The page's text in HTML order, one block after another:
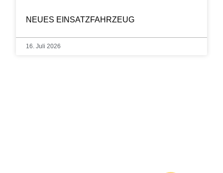
NEUES EINSATZFAHRZEUG
16. Juli 2026